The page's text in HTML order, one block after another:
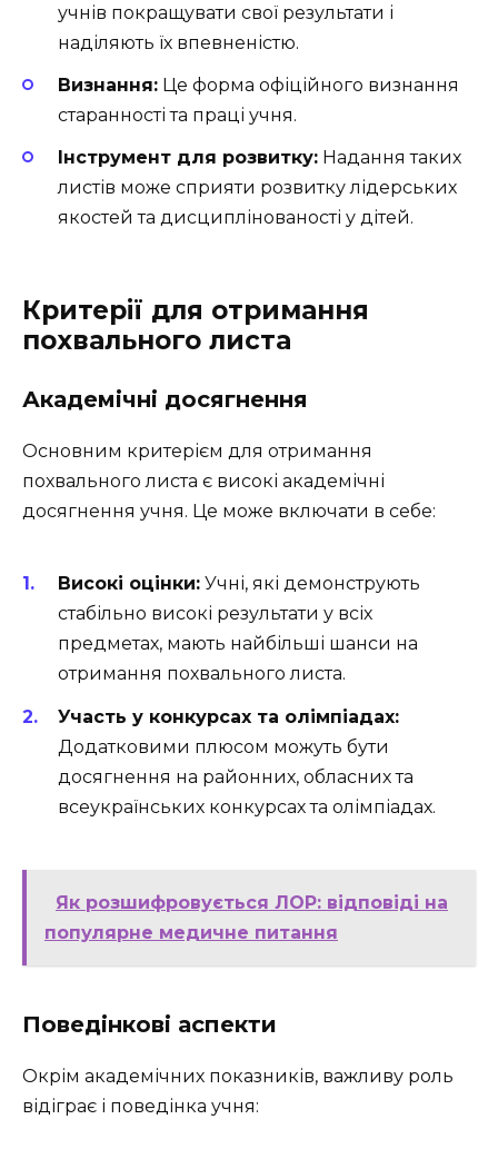
учнів покращувати свої результати і
наділяють їх впевненістю.
Визнання: Це форма офіційного визнання
старанності та праці учня.
Інструмент для розвитку: Надання таких
листів може сприяти розвитку лідерських
якостей та дисциплінованості у дітей.
Критерії для отримання
похвального листа
Академічні досягнення
Основним критерієм для отримання
похвального листа є високі академічні
досягнення учня. Це може включати в себе:
Високі оцінки: Учні, які демонструють
стабільно високі результати у всіх
предметах, мають найбільші шанси на
отримання похвального листа.
Участь у конкурсах та олімпіадах:
Додатковими плюсом можуть бути
досягнення на районних, обласних та
всеукраїнських конкурсах та олімпіадах.
Як розшифровується ЛОР: відповіді на
популярне медичне питання
Поведінкові аспекти
Окрім академічних показників, важливу роль
відіграє і поведінка учня: